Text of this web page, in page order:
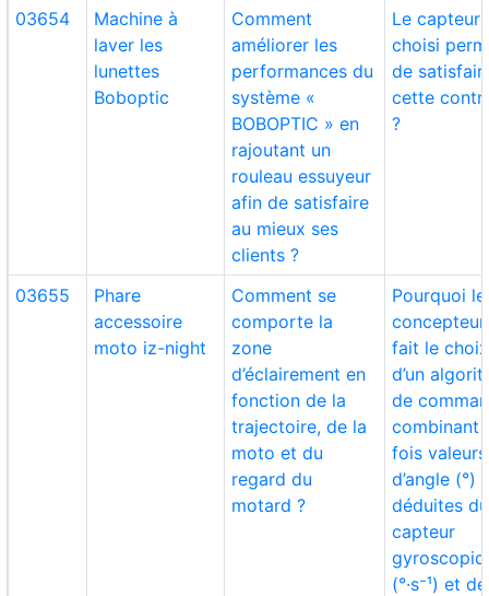
03654
Machine à
laver les
lunettes
Boboptic
Comment
améliorer les
performances du
système «
BOBOPTIC » en
rajoutant un
rouleau essuyeur
afin de satisfaire
au mieux ses
clients ?
Le capteur
choisi
de
cette
?
03655
Phare
accessoire
moto iz-night
Comment se
comporte la
zone
d’éclairement en
fonction de la
trajectoire, de la
moto et du
regard du
motard ?
Pourquoi le
fait le choix
d’un
de
combinant
fois valeurs
d’angle (°)
déduites du
capteur
(°·s⁻¹) et de